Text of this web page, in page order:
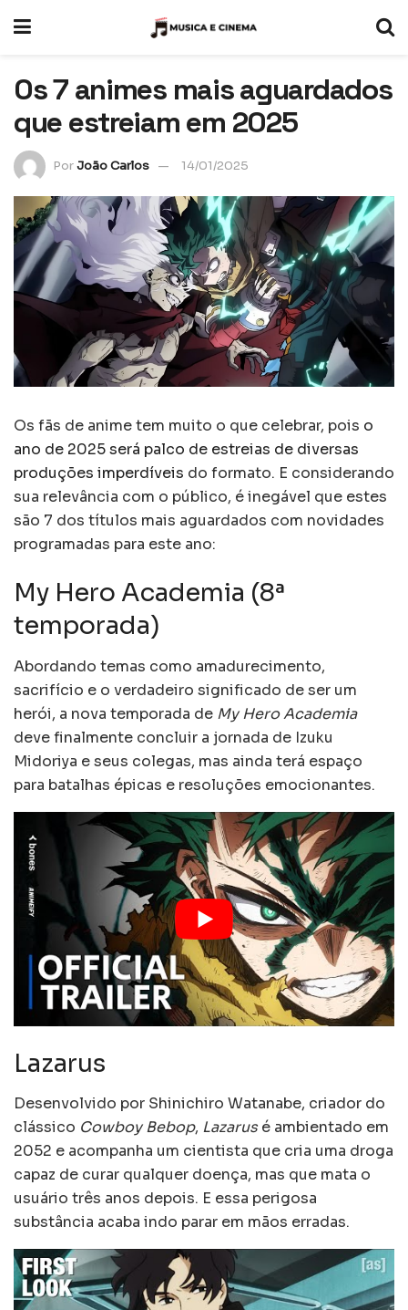
Os 7 animes mais aguardados
que estreiam em 2025
PorJoão Carlos 14/01/2025
Os fãs de anime tem muito o que celebrar, pois o
ano de 2025 será palco de estreias de diversas
produções imperdíveis do formato. E considerando
sua relevância com o público, é inegável que estes
são 7 dos títulos mais aguardados com novidades
programadas para este ano:
My Hero Academia (8ª
temporada)
Abordando temas como amadurecimento,
sacrifício e o verdadeiro significado de ser um
herói, a nova temporada de My Hero Academia
deve finalmente concluir a jornada de Izuku
Midoriya e seus colegas, mas ainda terá espaço
para batalhas épicas e resoluções emocionantes.
Lazarus
Desenvolvido por Shinichiro Watanabe, criador do
clássico Cowboy Bebop, Lazarus é ambientado em
2052 e acompanha um cientista que cria uma droga
capaz de curar qualquer doença, mas que mata o
usuário três anos depois. E essa perigosa
substância acaba indo parar em mãos erradas.